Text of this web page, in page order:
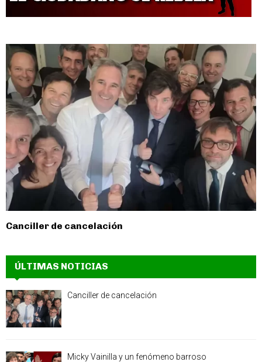
Canciller de cancelación
ÚLTIMAS NOTICIAS
Canciller de cancelación
Micky Vainilla y un fenómeno barroso